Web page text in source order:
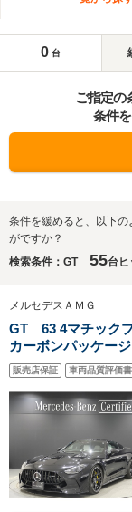
0 台
ご指定の
条件
条件を緩めると、以下
がですか？
検索条件：GT
55台ヒ
メルセデスＡＭＧ
GT 63 4マチック
カーボンパッケー
AMGアルミ 可倒式
販売店保証 車両品質評価